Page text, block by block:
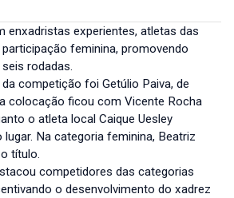
enxadristas experientes, atletas das
feminina, promovendo
rodadas.
competição foi Getúlio Paiva, de
colocação ficou com Vicente Rocha
o atleta local Caique Uesley
Na categoria feminina, Beatriz
título.
competidores das categorias
o desenvolvimento do xadrez